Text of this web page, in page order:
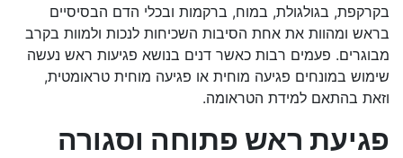
בקרקפת, בגולגולת, במוח, ברקמות ובכלי הדם הבסיסיים
בראש ומהוות את אחת הסיבות השכיחות לנכות ולמוות בקרב
מבוגרים. פעמים רבות כאשר דנים בנושא פגיעות ראש נעשה
שימוש במונחים פגיעה מוחית או פגיעה מוחית טראומטית,
וזאת בהתאם למידת הטראומה.
פגיעת ראש פתוחה וסגורה